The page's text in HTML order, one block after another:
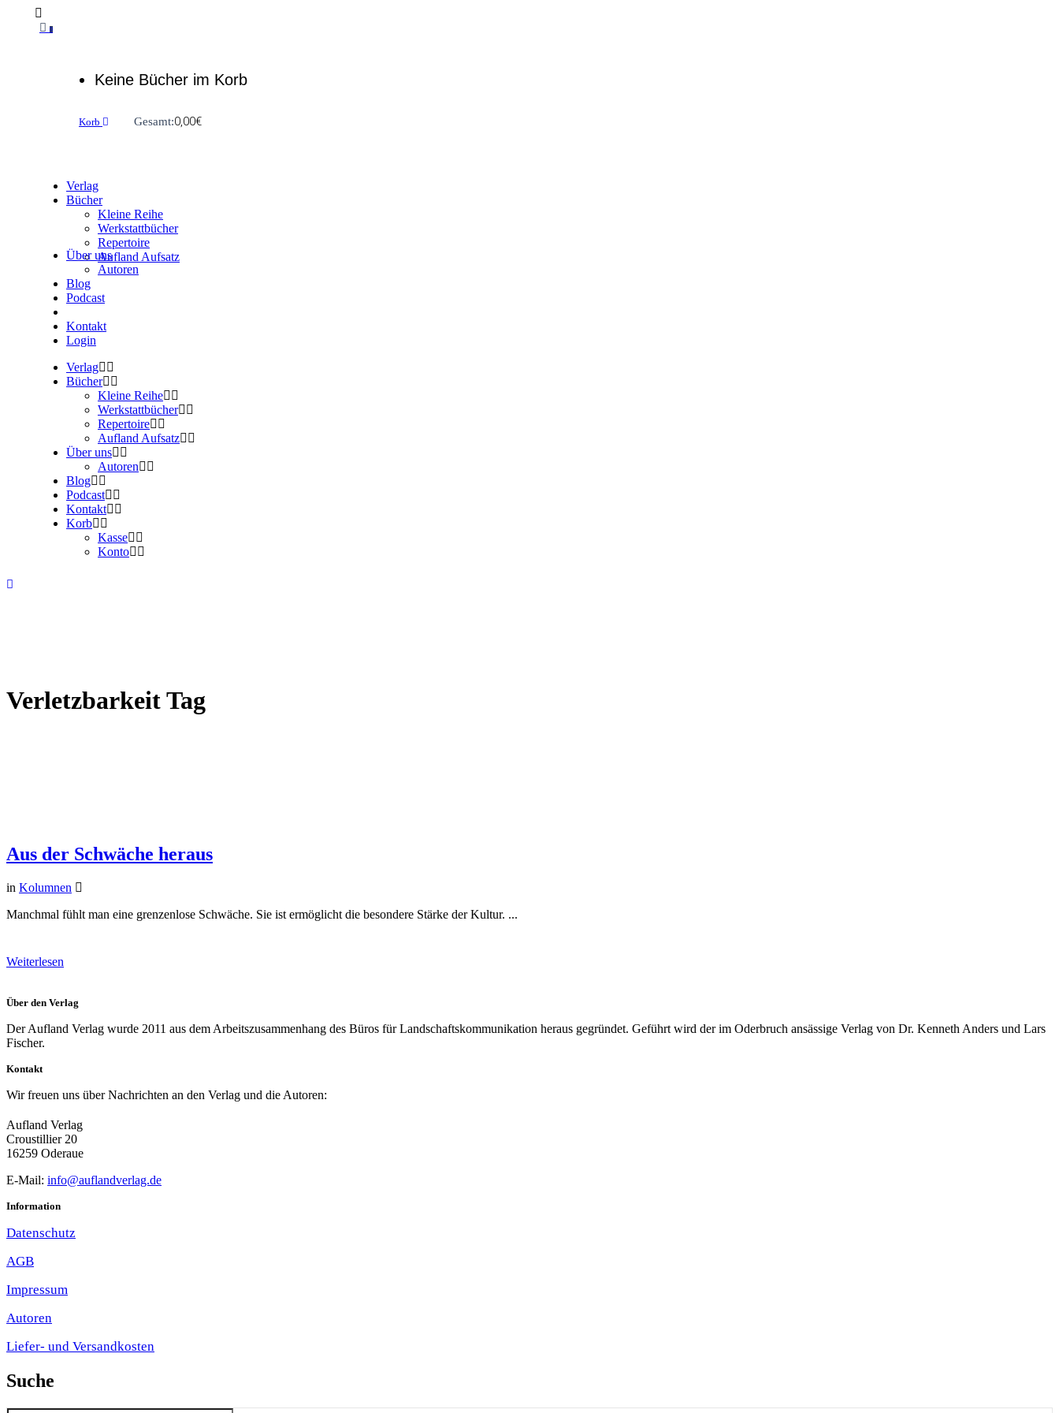
0
Keine Bücher im Korb
Korb Gesamt:0,00€
Verlag
Bücher
Kleine Reihe
Werkstattbücher
Repertoire
Aufland Aufsatz
Über uns
Autoren
Blog
Podcast
Kontakt
Login
Verlag
Bücher
Kleine Reihe
Werkstattbücher
Repertoire
Aufland Aufsatz
Über uns
Autoren
Blog
Podcast
Kontakt
Korb
Kasse
Konto
Verletzbarkeit Tag
Aus der Schwäche heraus
in Kolumnen
Manchmal fühlt man eine grenzenlose Schwäche. Sie ist ermöglicht die besondere Stärke der Kultur. ...
Weiterlesen
Über den Verlag
Der Aufland Verlag wurde 2011 aus dem Arbeitszusammenhang des Büros für Landschaftskommunikation heraus gegründet. Geführt wird der im Oderbruch ansässige Verlag von Dr. Kenneth Anders und Lars
Fischer.
Kontakt
Wir freuen uns über Nachrichten an den Verlag und die Autoren:
Aufland Verlag
Croustillier 20
16259 Oderaue
E-Mail: info@auflandverlag.de
Information
Datenschutz
AGB
Impressum
Autoren
Liefer- und Versandkosten
Suche